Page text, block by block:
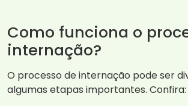
Como funciona o
internação?
O processo de internação pode ser
algumas etapas importantes. Confira: